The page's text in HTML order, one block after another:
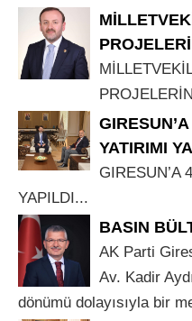
YATIRIMI
GIRESUN’A
YAPILDI...
BASIN
AK Parti
Av. Kadir
dönümü dolayısıyla bir